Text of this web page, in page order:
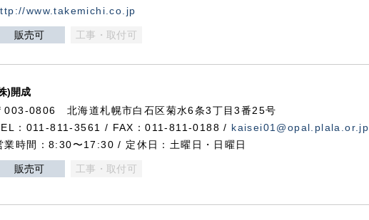
www.takemichi.co.jp
販売可 工事・取付可
)開成
003-0806 北海道札幌市白石区菊水6条3丁目3番25号
：011-811-3561 / FAX：011-811-0188 / kaisei01@opal.plala.or.jp
業時間：8:30〜17:30 / 定休日：土曜日・日曜日
販売可 工事・取付可